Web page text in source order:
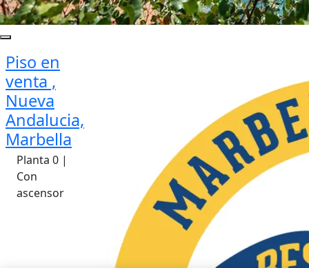
Piso en
venta ,
Nueva
Andalucia,
Marbella
Planta 0 |
Con
ascensor